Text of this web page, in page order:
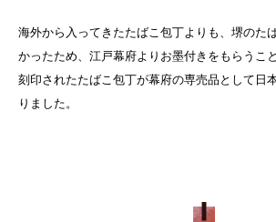
海外から入ってきたたばこ包丁よりも、堺のた
かったため、江戸幕府よりお墨付きをもらうこ
刻印されたたばこ包丁が幕府の専売品として日
りました。